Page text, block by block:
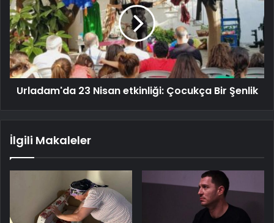
Urladam'da 23 Nisan etkinliği: Çocukça Bir Şenlik
İlgili Makaleler